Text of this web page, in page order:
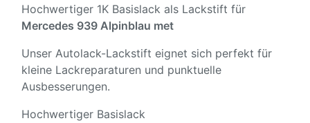
Hochwertiger 1K Basislack als Lackstift für
Mercedes 939 Alpinblau met
Unser Autolack-Lackstift eignet sich perfekt für
kleine Lackreparaturen und punktuelle
Ausbesserungen.
Hochwertiger Basislack